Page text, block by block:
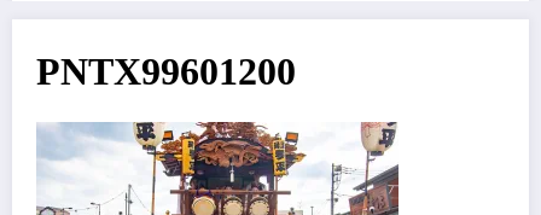
PNTX99601200